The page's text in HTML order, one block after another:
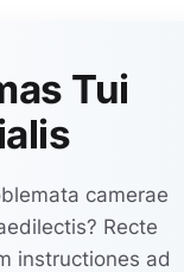
Tui
camerae
Recte
instructiones ad